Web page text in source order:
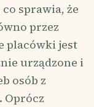
sprawia, że
przez
placówki jest
urządzone i
osób z
Oprócz